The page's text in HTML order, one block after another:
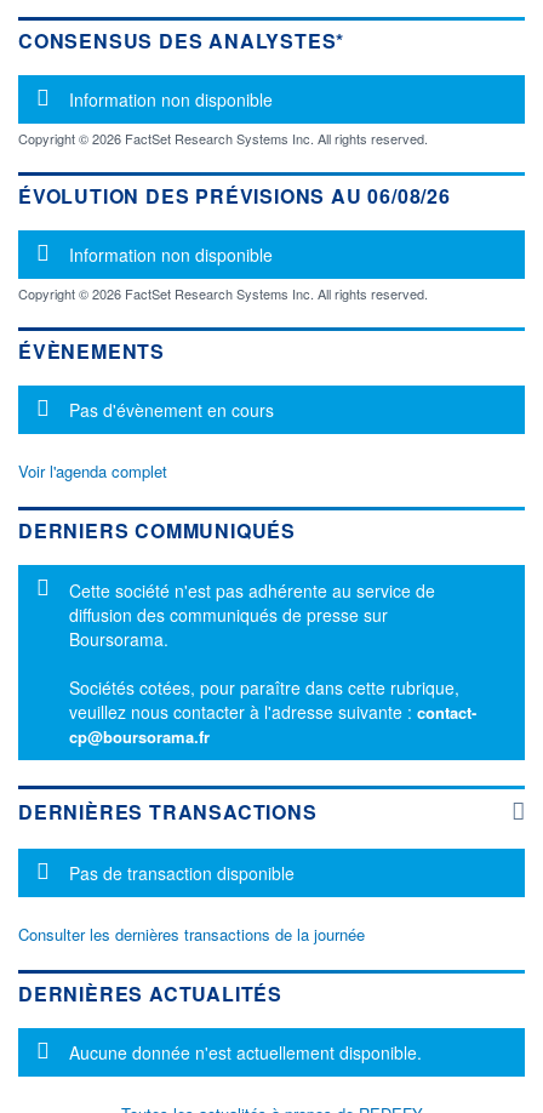
CONSENSUS DES ANALYSTES*
Message d'information
Information non disponible
Copyright © 2026 FactSet Research Systems Inc. All rights reserved.
ÉVOLUTION DES PRÉVISIONS AU 06/08/26
Message d'information
Information non disponible
Copyright © 2026 FactSet Research Systems Inc. All rights reserved.
ÉVÈNEMENTS
Message d'information
Pas d'évènement en cours
Voir l'agenda complet
DERNIERS COMMUNIQUÉS
Message d'information
Cette société n'est pas adhérente au service de
diffusion des communiqués de presse sur
Boursorama.
Sociétés cotées, pour paraître dans cette rubrique,
veuillez nous contacter à l'adresse suivante : contact-
cp@boursorama.fr
DERNIÈRES TRANSACTIONS
Message d'information
Pas de transaction disponible
Consulter les dernières transactions de la journée
DERNIÈRES ACTUALITÉS
Message d'information
Aucune donnée n'est actuellement disponible.